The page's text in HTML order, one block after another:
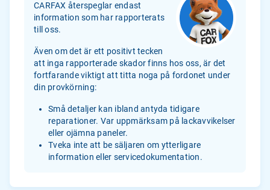
CARFAX återspeglar endast
information som har rapporterats
till oss.
Även om det är ett positivt tecken
att inga rapporterade skador finns hos oss, är det
fortfarande viktigt att titta noga på fordonet under
din provkörning:
Små detaljer kan ibland antyda tidigare
reparationer. Var uppmärksam på lackavvikelser
eller ojämna paneler.
Tveka inte att be säljaren om ytterligare
information eller servicedokumentation.